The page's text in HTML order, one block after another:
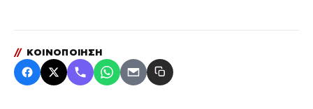
// ΚΟΙΝΟΠΟΙΗΣΗ